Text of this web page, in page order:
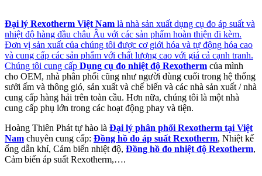
Đại lý Rexotherm Việt Nam là nhà sản xuất dụng cụ đo áp suất và
nhiệt độ hàng đầu châu Âu với các sản phẩm hoàn thiện đi kèm.
Đơn vị sản xuất của chúng tôi được cơ giới hóa và tự động hóa cao
và cung cấp các sản phẩm với chất lượng cao với giá cả cạnh tranh.
Chúng tôi cung cấp Dụng cụ đo nhiệt độ Rexotherm của mình
cho OEM, nhà phân phối cũng như người dùng cuối trong hệ thống
sưởi ấm và thông gió, sản xuất và chế biến và các nhà sản xuất / nhà
cung cấp hàng hải trên toàn cầu. Hơn nữa, chúng tôi là một nhà
cung cấp phụ lớn trong các hoạt động phay và tiện.
Hoàng Thiên Phát tự hào là Đại lý phân phối Rexotherm tại Việt
Nam chuyên cung cấp: Đồng hồ đo áp suất Rexotherm, Nhiệt kế
ống dẫn khí, Cảm biến nhiệt độ, Đồng hồ đo nhiệt độ Rexotherm,
Cảm biến áp suất Rexotherm,….